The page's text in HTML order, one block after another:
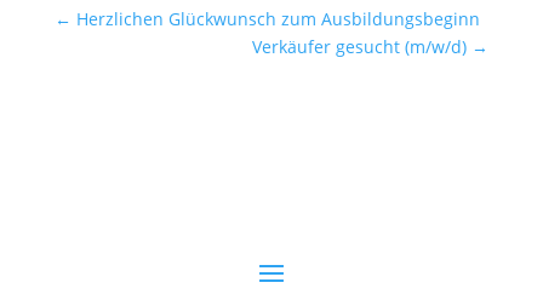
← Herzlichen Glückwunsch zum Ausbildungsbeginn
Verkäufer gesucht (m/w/d) →